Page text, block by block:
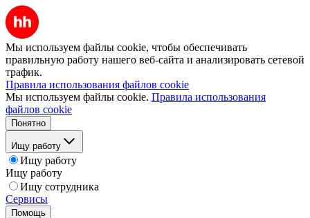
Мы используем файлы cookie, чтобы обеспечивать
правильную работу нашего веб-сайта и анализировать сетевой
трафик.
Правила использования файлов cookie
Мы используем файлы cookie. Правила использования
файлов cookie
Понятно
Ищу работу
Ищу работу
Ищу работу
Ищу сотрудника
Сервисы
Помощь